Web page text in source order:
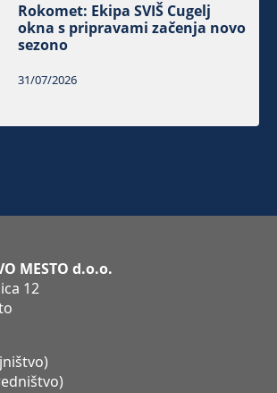
Rokomet: Ekipa SVIŠ Cugelj
okna s pripravami začenja novo
sezono
31/07/2026
MESTO d.o.o.
12